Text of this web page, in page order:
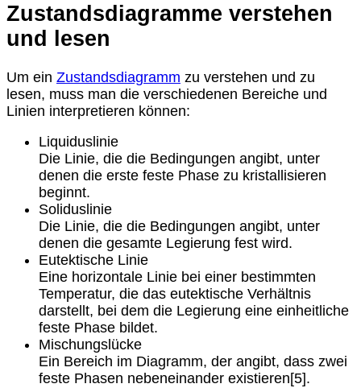
Zustandsdiagramme verstehen
und lesen
Um ein Zustandsdiagramm zu verstehen und zu
lesen, muss man die verschiedenen Bereiche und
Linien interpretieren können:
Liquiduslinie
Die Linie, die die Bedingungen angibt, unter
denen die erste feste Phase zu kristallisieren
beginnt.
Soliduslinie
Die Linie, die die Bedingungen angibt, unter
denen die gesamte Legierung fest wird.
Eutektische Linie
Eine horizontale Linie bei einer bestimmten
Temperatur, die das eutektische Verhältnis
darstellt, bei dem die Legierung eine einheitliche
feste Phase bildet.
Mischungslücke
Ein Bereich im Diagramm, der angibt, dass zwei
feste Phasen nebeneinander existieren[5].